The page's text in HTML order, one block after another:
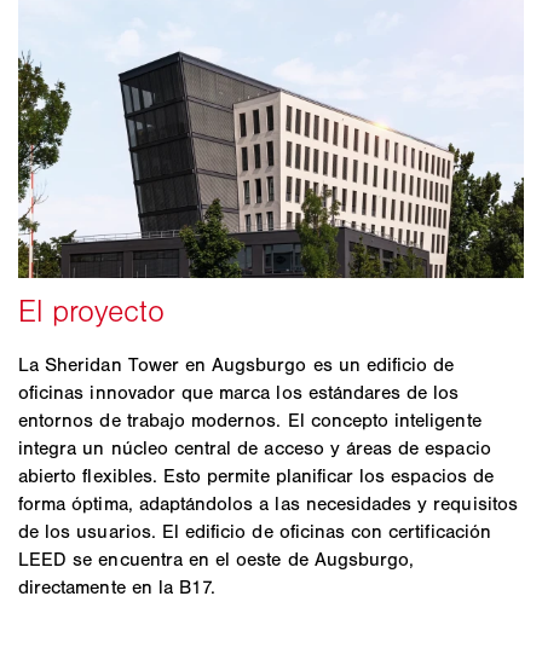
La Sheridan Tower en Augsburgo es un edificio de
oficinas innovador que marca los estándares de los
entornos de trabajo modernos. El concepto inteligente
integra un núcleo central de acceso y áreas de espacio
abierto flexibles. Esto permite planificar los espacios de
forma óptima, adaptándolos a las necesidades y requisitos
de los usuarios. El edificio de oficinas con certificación
LEED se encuentra en el oeste de Augsburgo,
directamente en la B17.